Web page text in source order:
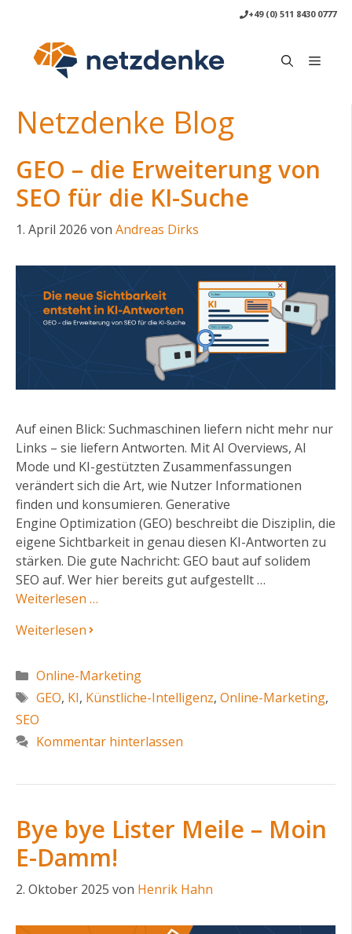
springen
+49 (0) 511 8430 0777
Menü
Netzdenke Blog
GEO – die Erweiterung von
SEO für die KI-Suche
1. April 2026 von Andreas Dirks
Auf einen Blick: Suchmaschinen liefern nicht mehr nur
Links – sie liefern Antworten. Mit AI Overviews, AI
Mode und KI-gestützten Zusammenfassungen
verändert sich die Art, wie Nutzer Informationen
finden und konsumieren. Generative
Engine Optimization (GEO) beschreibt die Disziplin, die
eigene Sichtbarkeit in genau diesen KI-Antworten zu
stärken. Die gute Nachricht: GEO baut auf solidem
SEO auf. Wer hier bereits gut aufgestellt …
Weiterlesen …
Weiterlesen
Kategorien
Online-Marketing
Schlagwörter
GEO, KI, Künstliche-Intelligenz, Online-Marketing,
SEO
Kommentar hinterlassen
Bye bye Lister Meile – Moin
E-Damm!
2. Oktober 2025 von Henrik Hahn